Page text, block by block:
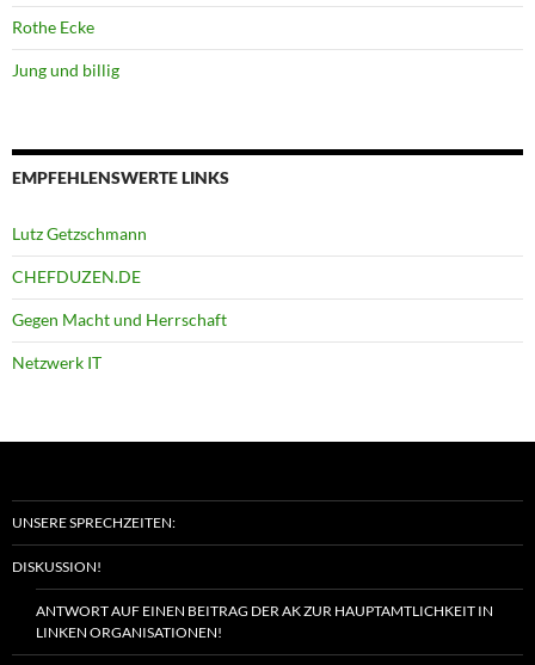
Rothe Ecke
Jung und billig
EMPFEHLENSWERTE LINKS
Lutz Getzschmann
CHEFDUZEN.DE
Gegen Macht und Herrschaft
Netzwerk IT
UNSERE SPRECHZEITEN:
DISKUSSION!
ANTWORT AUF EINEN BEITRAG DER AK ZUR HAUPTAMTLICHKEIT IN
LINKEN ORGANISATIONEN!